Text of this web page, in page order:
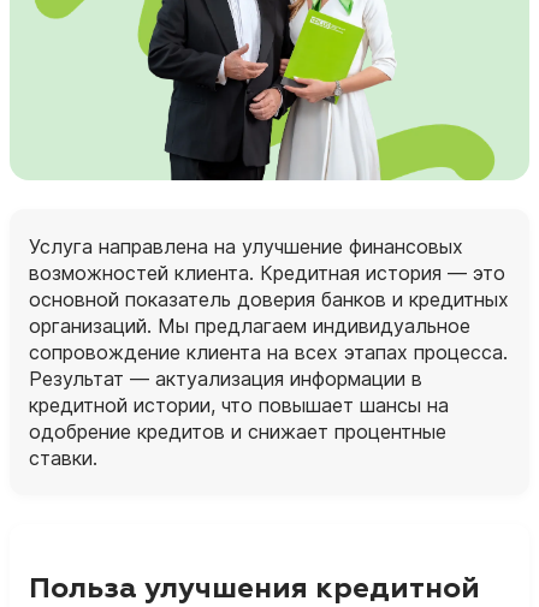
Услуга направлена на улучшение финансовых
возможностей клиента. Кредитная история — это
основной показатель доверия банков и кредитных
организаций. Мы предлагаем индивидуальное
сопровождение клиента на всех этапах процесса.
Результат — актуализация информации в
кредитной истории, что повышает шансы на
одобрение кредитов и снижает процентные
ставки.
Польза улучшения кредитной